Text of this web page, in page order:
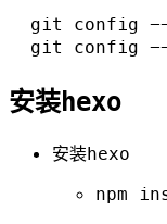
git config
安装hexo
安装hexo
npm